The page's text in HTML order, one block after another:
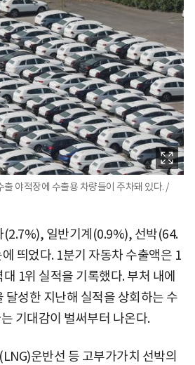
야적장에 수출용 차량들이 주차돼 있다. /
(2.7%), 일반기계(0.9%), 선박(64.
띄었다. 1분기 자동차 수출액은 1
1위 실적을 기록했다. 부처 내에
달성한 지난해 실적을 상회하는 수
기대감이 벌써부터 나온다.
운반선 등 고부가가치 선박의